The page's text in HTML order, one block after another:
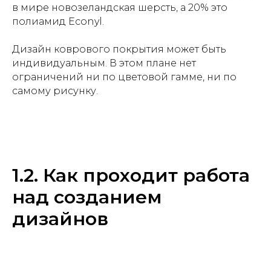
в мире новозеландская шерсть, а 20% это
полиамид Econyl.
Дизайн коврового покрытия может быть
индивидуальным. В этом плане нет
ограничений ни по цветовой гамме, ни по
самому рисунку.
1.2. Как проходит работа
над созданием
дизайнов